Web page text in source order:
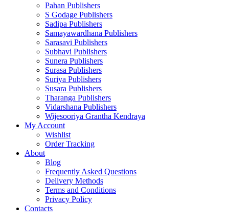
Pahan Publishers
S Godage Publishers
Sadipa Publishers
Samayawardhana Publishers
Sarasavi Publishers
Subhavi Publishers
Sunera Publishers
Surasa Publishers
Suriya Publishers
Susara Publishers
Tharanga Publishers
Vidarshana Publishers
Wijesooriya Grantha Kendraya
My Account
Wishlist
Order Tracking
About
Blog
Frequently Asked Questions
Delivery Methods
Terms and Conditions
Privacy Policy
Contacts